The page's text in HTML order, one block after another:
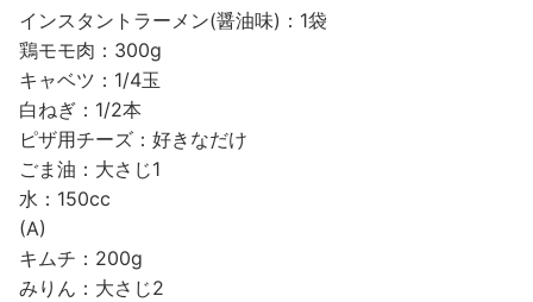
インスタントラーメン(醤油味)：1袋
鶏モモ肉：300g
キャベツ：1/4玉
白ねぎ：1/2本
ピザ用チーズ：好きなだけ
ごま油：大さじ1
水：150cc
(A)
キムチ：200g
みりん：大さじ2